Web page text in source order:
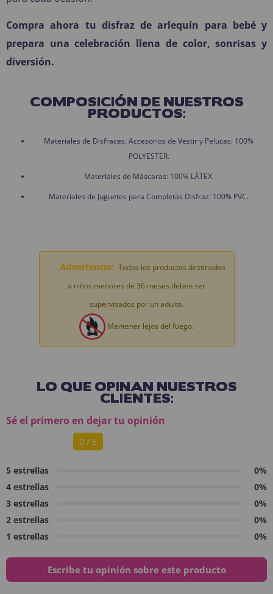
Compra ahora tu disfraz de arlequín para bebé y
prepara una celebración llena de color, sonrisas y
diversión.
COMPOSICIÓN DE NUESTROS
PRODUCTOS:
Materiales de Disfraces, Accesorios de Vestir y Pelucas: 100%
POLYESTER.
Materiales de Máscaras: 100% LÁTEX.
Materiales de Juguetes para Completas Disfraz: 100% PVC.
Advertencia: Todos los productos destinados
a niños menores de 36 meses deben ser
supervisados por un adulto.
Mantener lejos del fuego.
LO QUE OPINAN NUESTROS
CLIENTES:
Sé el primero en dejar tu opinión
0 / 5
5 estrellas
0%
4 estrellas
0%
3 estrellas
0%
2 estrellas
0%
1 estrellas
0%
Escribe tu opinión sobre este producto